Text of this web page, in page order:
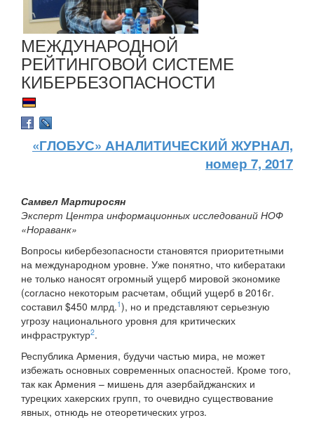
МЕЖДУНАРОДНОЙ
РЕЙТИНГОВОЙ СИСТЕМЕ
КИБЕРБЕЗОПАСНОСТИ
«ГЛОБУС» АНАЛИТИЧЕСКИЙ ЖУРНАЛ,
номер 7, 2017
Самвел Мартиросян
Эксперт Центра информационных исследований НОФ
«Нораванк»
Вопросы кибербезопасности становятся приоритетными
на международном уровне. Уже понятно, что кибератаки
не только наносят огромный ущерб мировой экономике
(согласно некоторым расчетам, общий ущерб в 2016г.
составил $450 млрд.1), но и представляют серьезную
угрозу национального уровня для критических
инфраструктур2.
Республика Армения, будучи частью мира, не может
избежать основных современных опасностей. Кроме того,
так как Армения – мишень для азербайджанских и
турецких хакерских групп, то очевидно существование
явных, отнюдь не отеоретических угроз.